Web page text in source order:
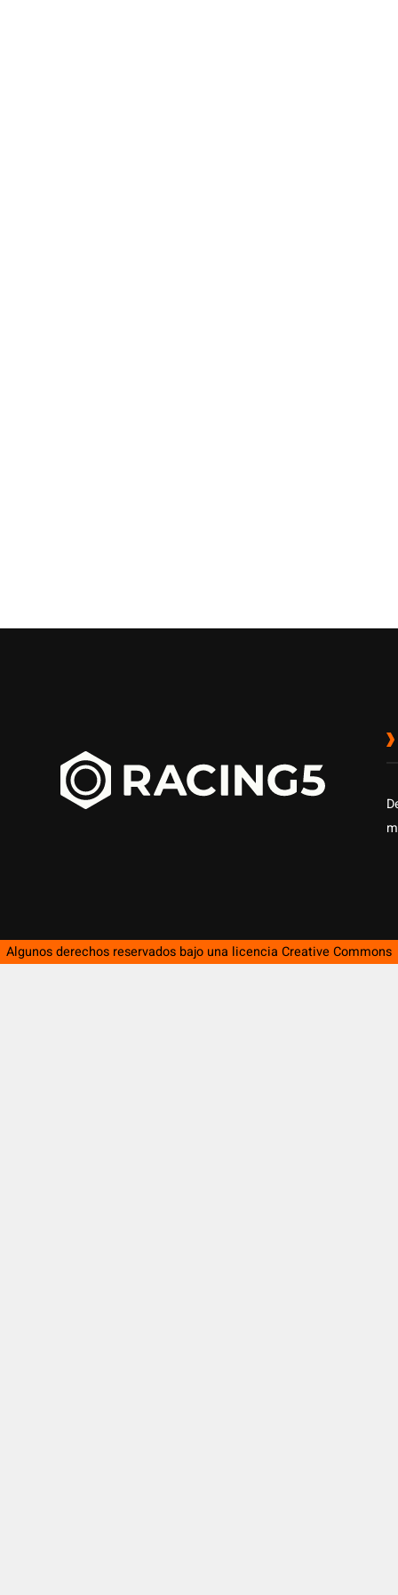
Algunos derechos reservados bajo una licencia Creative Commons